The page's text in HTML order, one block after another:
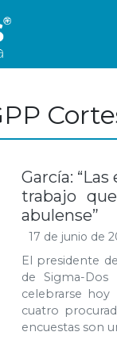
García:
trabajo
abulense”
17 de junio de
El presidente
de Sigma-
celebrarse hoy
cuatro
encuestas son